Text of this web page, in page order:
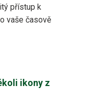
přístup k
vaše časově
ikony z